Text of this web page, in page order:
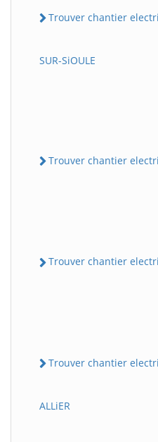
Trouver chantier
SUR-SiOULE
Trouver chantier
Trouver chantier
Trouver chantier
ALLiER